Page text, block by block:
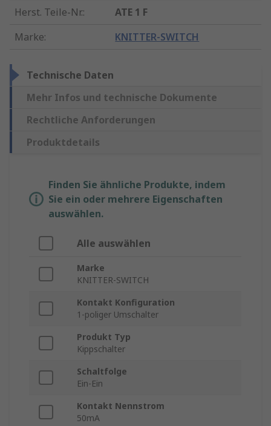
Herst. Teile-Nr.:
ATE 1 F
Marke: KNITTER-SWITCH
Technische Daten
Mehr Infos und technische Dokumente
Rechtliche Anforderungen
Produktdetails
Finden Sie ähnliche Produkte, indem
Sie ein oder mehrere Eigenschaften
auswählen.
Alle auswählen
Marke
KNITTER-SWITCH
Kontakt Konfiguration
1-poliger Umschalter
Produkt Typ
Kippschalter
Schaltfolge
Ein-Ein
Kontakt Nennstrom
50mA